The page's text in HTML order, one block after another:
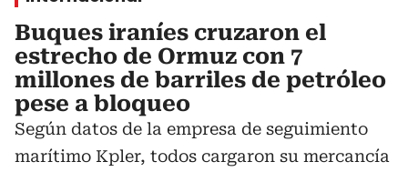
Buques iraníes cruzaron el
estrecho de Ormuz con 7
millones de barriles de petróleo
pese a bloqueo
Según datos de la empresa de seguimiento
marítimo Kpler, todos cargaron su mercancía